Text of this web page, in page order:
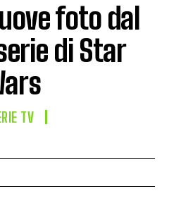
foto dal
di Star
TV